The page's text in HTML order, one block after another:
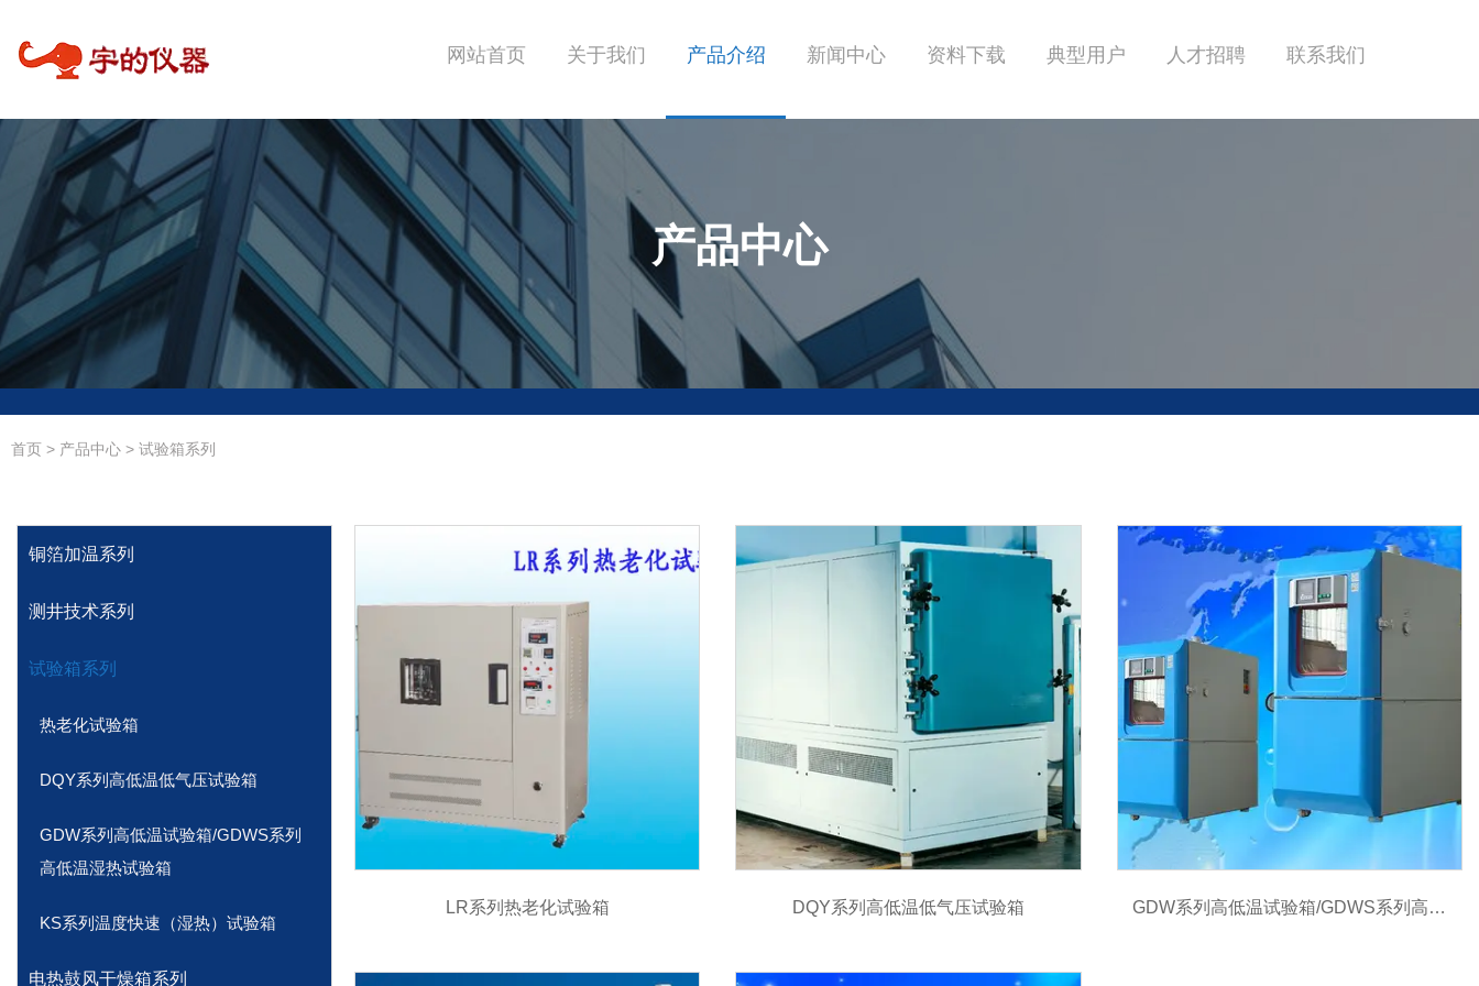
网站首页 关于我们 产品介绍 新闻中心 资料下载 典型用户 人才招聘 联系我们
产品中心
首页 > 产品中心 > 试验箱系列
铜箔加温系列
测井技术系列
试验箱系列
热老化试验箱
DQY系列高低温低气压试验箱
GDW系列高低温试验箱/GDWS系列
高低温湿热试验箱
KS系列温度快速（湿热）试验箱
电热鼓风干燥箱系列
LR系列热老化试验箱 DQY系列高低温低气压试验箱
GDW系列高低温试验箱/GDWS系列高低